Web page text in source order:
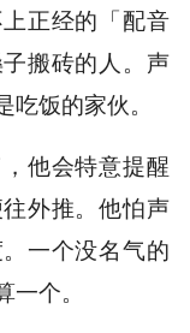
正经的「配音
搬砖的人。声
饭的家伙。
他会特意提醒
外推。他怕声
一个没名气的
个。